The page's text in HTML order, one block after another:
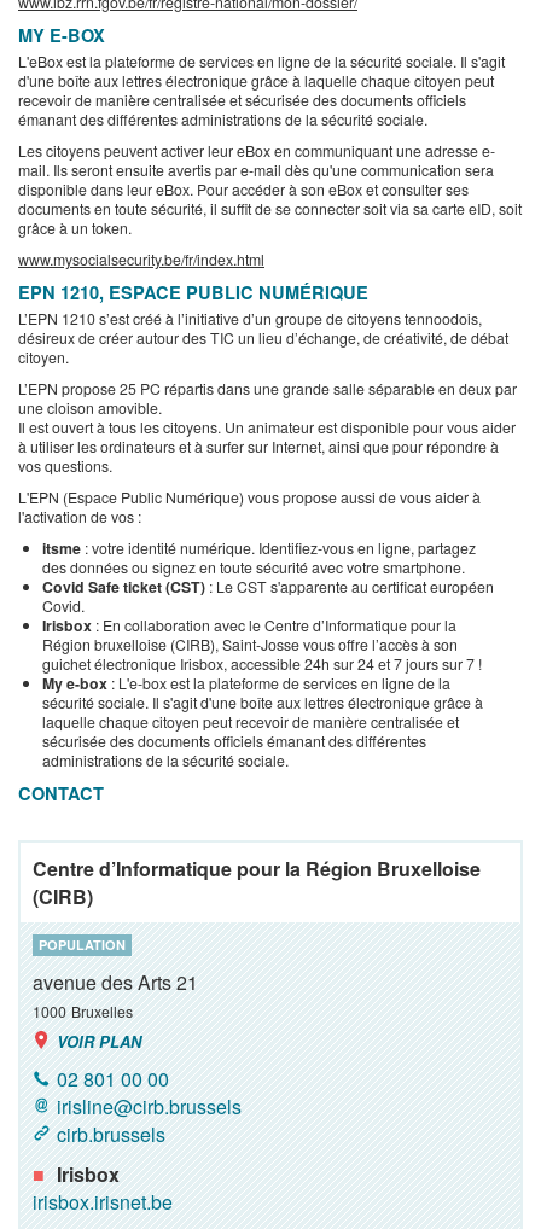
MY E-BOX
L'eBox est la plateforme de services en ligne de la sécurité sociale. Il s'agit
d'une boîte aux lettres électronique grâce à laquelle chaque citoyen peut
recevoir de manière centralisée et sécurisée des documents officiels
émanant des différentes administrations de la sécurité sociale.
Les citoyens peuvent activer leur eBox en communiquant une adresse e-
mail. Ils seront ensuite avertis par e-mail dès qu'une communication sera
disponible dans leur eBox. Pour accéder à son eBox et consulter ses
documents en toute sécurité, il suffit de se connecter soit via sa carte eID, soit
grâce à un token.
www.mysocialsecurity.be/fr/index.html
EPN 1210, ESPACE PUBLIC NUMÉRIQUE
L’EPN 1210 s’est créé à l’initiative d’un groupe de citoyens tennoodois,
désireux de créer autour des TIC un lieu d’échange, de créativité, de débat
citoyen.
L’EPN propose 25 PC répartis dans une grande salle séparable en deux par
une cloison amovible.
Il est ouvert à tous les citoyens. Un animateur est disponible pour vous aider
à utiliser les ordinateurs et à surfer sur Internet, ainsi que pour répondre à
vos questions.
L'EPN (Espace Public Numérique) vous propose aussi de vous aider à
l'activation de vos :
itsme : votre identité numérique. Identifiez-vous en ligne, partagez
des données ou signez en toute sécurité avec votre smartphone.
Covid Safe ticket (CST) : Le CST s'apparente au certificat européen
Covid.
Irisbox : En collaboration avec le Centre d’Informatique pour la
Région bruxelloise (CIRB), Saint-Josse vous offre l’accès à son
guichet électronique Irisbox, accessible 24h sur 24 et 7 jours sur 7 !
My e-box : L'e-box est la plateforme de services en ligne de la
sécurité sociale. Il s'agit d'une boîte aux lettres électronique grâce à
laquelle chaque citoyen peut recevoir de manière centralisée et
sécurisée des documents officiels émanant des différentes
administrations de la sécurité sociale.
CONTACT
Centre d’Informatique pour la Région Bruxelloise
(CIRB)
POPULATION
avenue des Arts 21
1000 Bruxelles
VOIR PLAN
02 801 00 00
irisline@cirb.brussels
cirb.brussels
Irisbox
irisbox.irisnet.be